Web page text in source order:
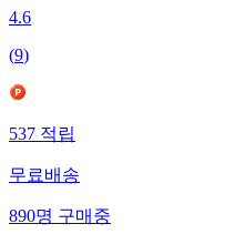
4.6
(9)
537적립
무료배송
890명구매중